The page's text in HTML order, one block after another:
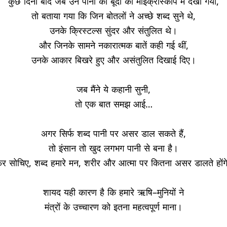
तो बताया गया कि जिन बोतलों ने अच्छे शब्द सुने थे,
उनके क्रिस्टल्स सुंदर और संतुलित थे।
और जिनके सामने नकारात्मक बातें कही गई थीं,
उनके आकार बिखरे हुए और असंतुलित दिखाई दिए।
जब मैंने ये कहानी सुनी,
तो एक बात समझ आई…
अगर सिर्फ शब्द पानी पर असर डाल सकते हैं,
तो इंसान तो खुद लगभग पानी से बना है।
सोचिए,शब्द हमारे मन,शरीर और आत्मा पर कितना असर डालते
शायद यही कारण है कि हमारे ऋषि–मुनियों ने
मंत्रों के उच्चारण को इतना महत्वपूर्ण माना।